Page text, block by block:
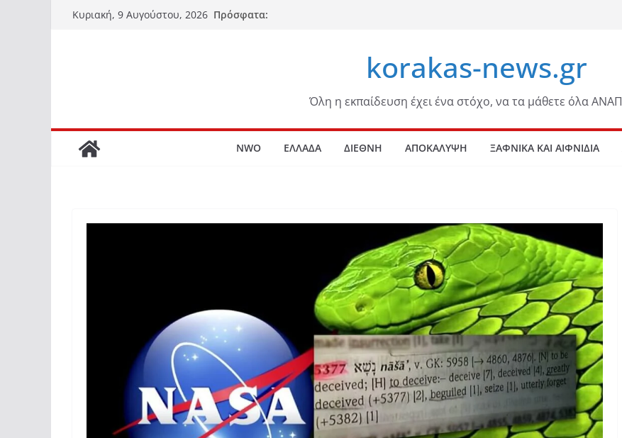
Μετάβαση
Κυριακή, 9 Αυγούστου, 2026 Πρόσφατα:
korakas-news.gr
Όλη η εκπαίδευση έχει ένα στόχο, να τα μάθετε όλα
NWO ΕΛΛΑΔΑ ΔΙΕΘΝΗ ΑΠΟΚΑΛΥΨΗ ΞΑΦΝΙΚΑ ΚΑΙ ΑΙΦΝΙΔΙΑ